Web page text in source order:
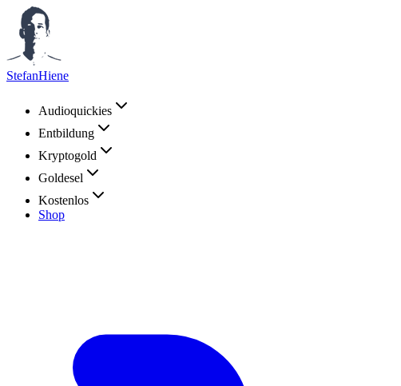
StefanHiene
Audioquickies
Entbildung
Kryptogold
Goldesel
Kostenlos
Shop